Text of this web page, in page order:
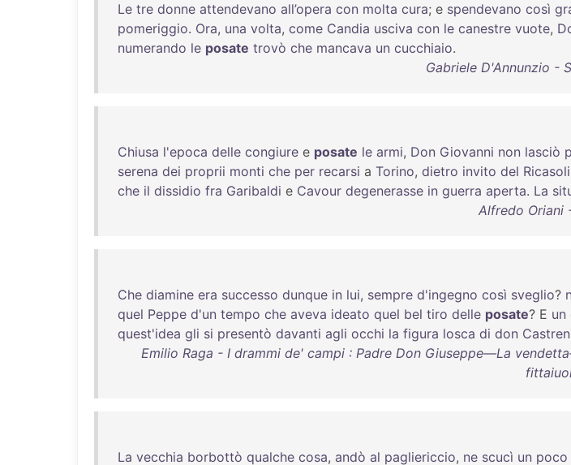
Le tre donne attendevano all’opera con molta cura; e spendevano così
pomeriggio. Ora, una volta, come Candia usciva con le canestre vuote,
numerando le posate trovò che mancava un cucchiaio.
Gabriele D'Annunzio -
Chiusa l'epoca delle congiure e posate le armi, Don Giovanni non lasciò
serena dei proprii monti che per recarsi a Torino, dietro invito del Ricasoli
che il dissidio fra Garibaldi e Cavour degenerasse in guerra aperta. La
Alfredo Oriani
Che diamine era successo dunque in lui, sempre d'ingegno così sveglio?
quel Peppe d'un tempo che aveva ideato quel bel tiro delle posate? E un
quest'idea gli si presentò davanti agli occhi la figura losca di don
Emilio Raga - I drammi de' campi : Padre Don Giuseppe—La
La vecchia borbottò qualche cosa, andò al pagliericcio, ne scucì un poco